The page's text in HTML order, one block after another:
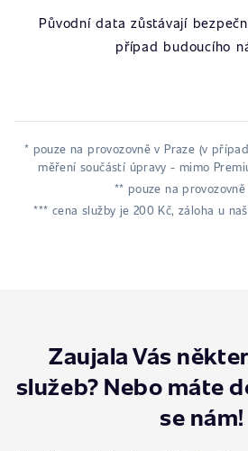
Původní data zůstávají
případ budoucího
* pouze na provozovně v Praze (v
měření součástí úpravy - mimo
** pouze na
*** cena služby je 200 Kč, záloha u
Zaujala Vás
služeb? Nebo máte
se nám!